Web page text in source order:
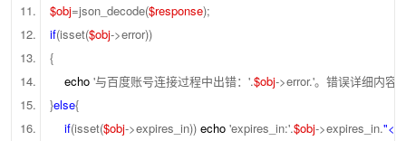
$obj=json_decode($response);
if(isset($obj->error))
{
echo '与百度账号连接过程中出错：'.$obj->error.'。错误详细内容
}else{
if(isset($obj->expires_in))echo 'expires_in:'.$obj->expires_in.